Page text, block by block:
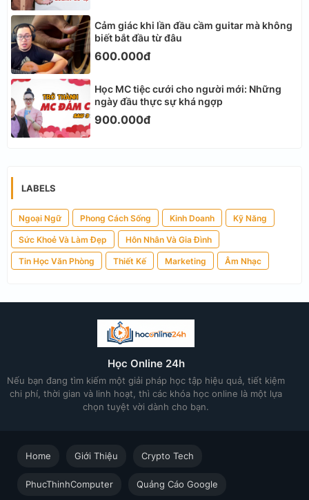
Cảm giác khi lần đầu cầm guitar mà không
biết bắt đầu từ đâu
600.000đ
Học MC tiệc cưới cho người mới: Những
ngày đầu thực sự khá ngợp
900.000đ
LABELS
Ngoại Ngữ Phong Cách Sống Kinh Doanh Kỹ Năng
Sức Khoẻ Và Làm Đẹp Hôn Nhân Và Gia Đình
Tin Học Văn Phòng Thiết Kế Marketing Âm Nhạc
Học Online 24h
Nếu bạn đang tìm kiếm một giải pháp học tập hiệu quả, tiết kiệm
chi phí, thời gian và linh hoạt, thì các khóa học online là một lựa
chọn tuyệt vời dành cho bạn.
Home Giới Thiệu Crypto Tech
PhucThinhComputer Quảng Cáo Google